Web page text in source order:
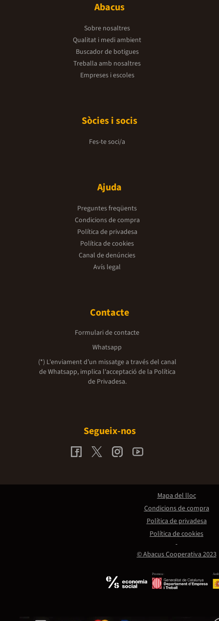
Abacus
Sobre nosaltres
Qualitat i medi ambient
Buscador de botigues
Treballa amb nosaltres
Empreses i escoles
Sòcies i socis
Fes-te soci/a
Ajuda
Preguntes freqüents
Condicions de compra
Política de privadesa
Política de cookies
Canal de denúncies
Avís legal
Contacte
Formulari de contacte
Whatsapp
(*) L'enviament d’un missatge a través del canal
de Whatsapp, implica l'acceptació de la Política
de Privadesa.
Segueix-nos
Promou:
© Abacus Cooperativa 2023
Mapa del lloc
Condicions de compra
Política de privadesa
Política de cookies